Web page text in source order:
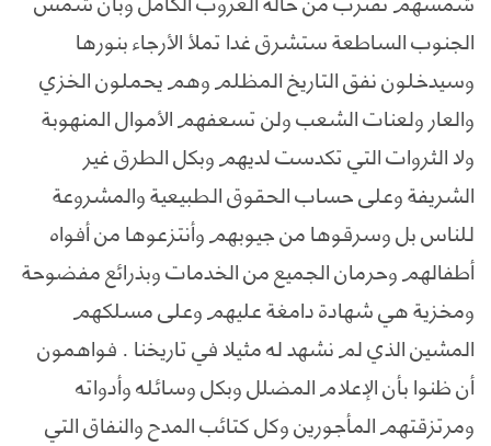
الجنوب الساطعة ستشرق غدا تملأ الأرجاء بنورها
وسيدخلون نفق التاريخ المظلم وهم يحملون الخزي
والعار ولعنات الشعب ولن تسعفهم الأموال المنهوبة
ولا الثروات التي تكدست لديهم وبكل الطرق غير
الشريفة وعلى حساب الحقوق الطبيعية والمشروعة
للناس بل وسرقوها من جيوبهم وأنتزعوها من أفواه
أطفالهم وحرمان الجميع من الخدمات وبذرائع مفضوحة
ومخزية هي شهادة دامغة عليهم وعلى مسلكهم
المشين الذي لم نشهد له مثيلا في تاريخنا . فواهمون
أن ظنوا بأن الإعلام المضلل وبكل وسائله وأدواته
ومرتزقتهم المأجورين وكل كتائب المدح والنفاق التي